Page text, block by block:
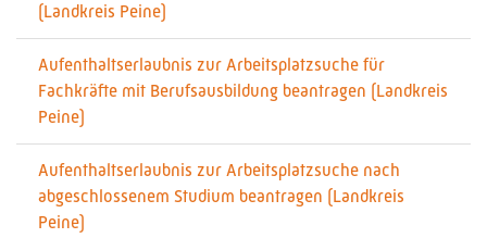
(Landkreis Peine)
Aufenthaltserlaubnis zur Arbeitsplatzsuche für
Fachkräfte mit Berufsausbildung beantragen (Landkreis
Peine)
Aufenthaltserlaubnis zur Arbeitsplatzsuche nach
abgeschlossenem Studium beantragen (Landkreis
Peine)